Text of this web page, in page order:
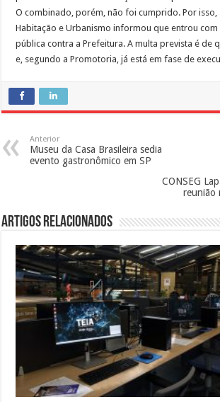
O combinado, porém, não foi cumprido. Por
Habitação e Urbanismo informou que entrou com
pública contra a Prefeitura. A multa prevista é de
e, segundo a Promotoria, já está em fase de
Anterior
Museu da Casa Brasileira sedia
evento gastronômico em SP
CONSEG
reunião
Artigos Relacionados